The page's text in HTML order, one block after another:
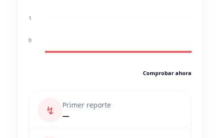
1
0
Comprobar ahora
↯
Primer reporte
—